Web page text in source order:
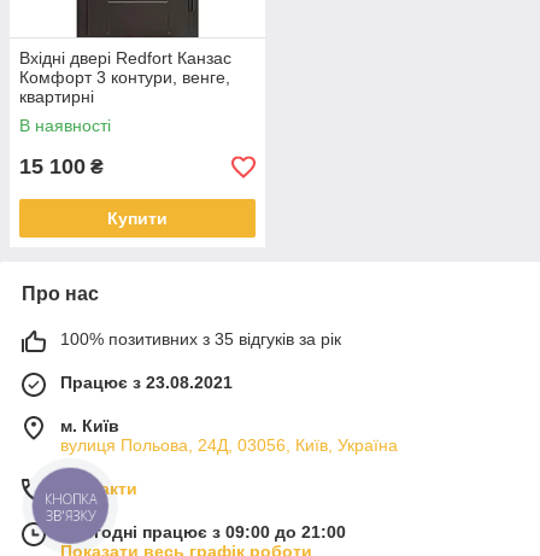
Вхідні двері Redfort Канзас
Комфорт 3 контури, венге,
квартирні
В наявності
15 100 ₴
Купити
Про нас
100% позитивних з 35 відгуків за рік
Працює з 23.08.2021
м. Київ
вулиця Польова, 24Д, 03056, Київ, Україна
Контакти
Сьогодні працює з 09:00 до 21:00
Показати весь графік роботи
КНОПКА
ЗВ'ЯЗКУ